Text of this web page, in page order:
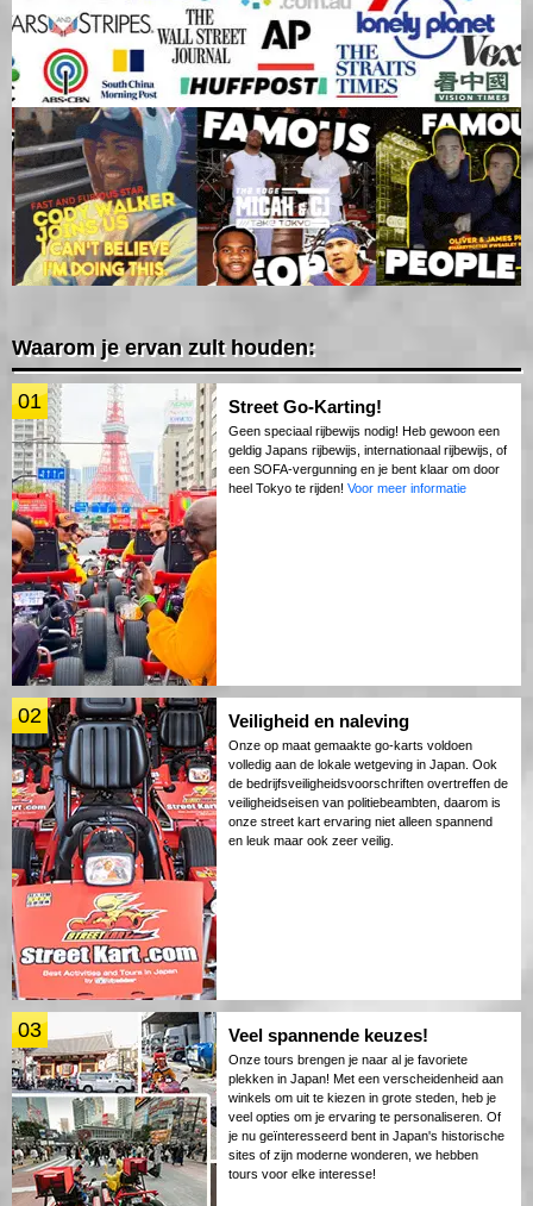
Waarom je ervan zult houden:
01 Street Go-Karting!
Geen speciaal rijbewijs nodig! Heb gewoon een
geldig Japans rijbewijs, internationaal rijbewijs, of
een SOFA-vergunning en je bent klaar om door
heel Tokyo te rijden! Voor meer informatie
02 Veiligheid en naleving
Onze op maat gemaakte go-karts voldoen
volledig aan de lokale wetgeving in Japan. Ook
de bedrijfsveiligheidsvoorschriften overtreffen de
veiligheidseisen van politiebeambten, daarom is
onze street kart ervaring niet alleen spannend
en leuk maar ook zeer veilig.
03 Veel spannende keuzes!
Onze tours brengen je naar al je favoriete
plekken in Japan! Met een verscheidenheid aan
winkels om uit te kiezen in grote steden, heb je
veel opties om je ervaring te personaliseren. Of
je nu geïnteresseerd bent in Japan's historische
sites of zijn moderne wonderen, we hebben
tours voor elke interesse!